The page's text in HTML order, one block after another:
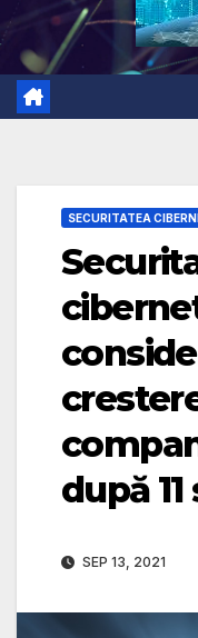
SECURITATEA
după
SEP 13, 2021